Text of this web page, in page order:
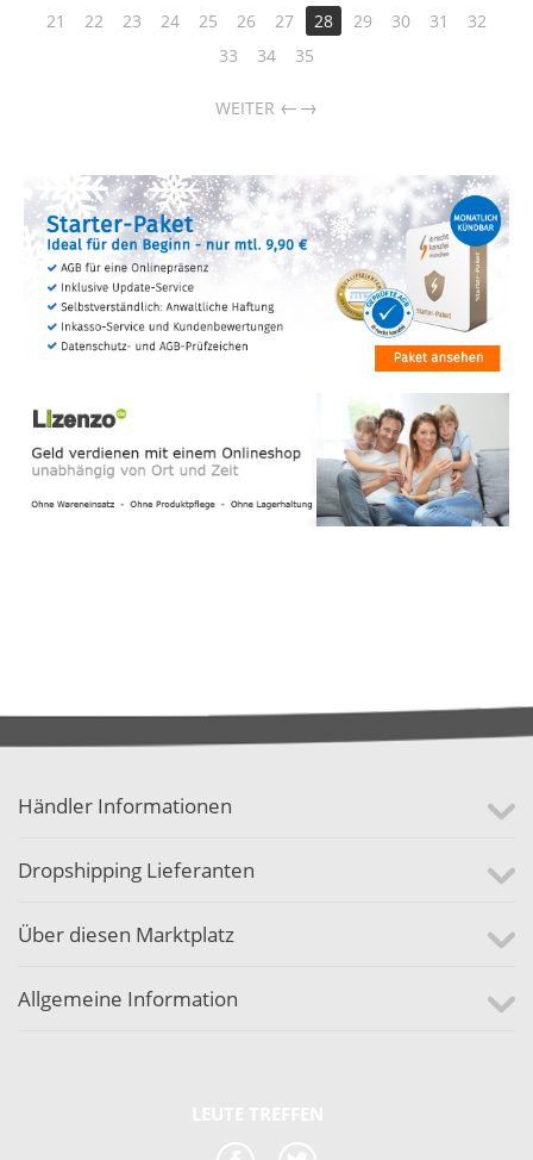
21 22 23 24 25 26 27 28 29 30 31
32
33
34 35
WEITER →
Händler Informationen
Dropshipping Lieferanten
Über diesen Marktplatz
Allgemeine Information